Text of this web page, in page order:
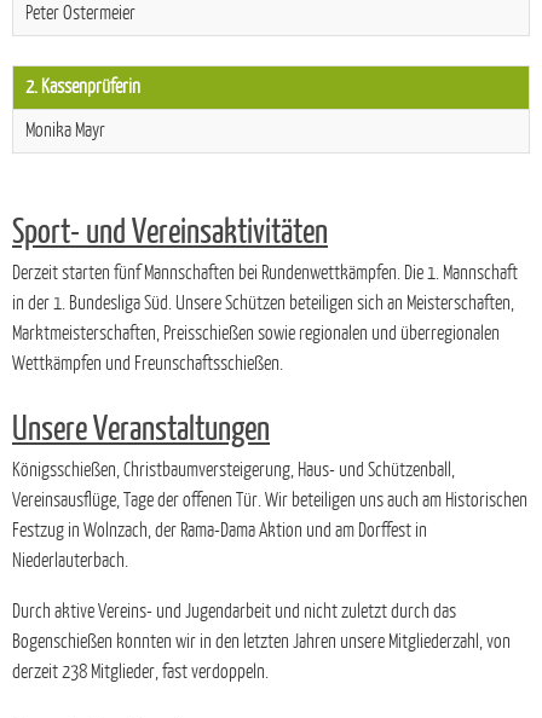
Peter Ostermeier
2. Kassenprüferin
Monika Mayr
Sport- und Vereinsaktivitäten
Derzeit starten fünf Mannschaften bei Rundenwettkämpfen. Die 1. Mannschaft
in der 1. Bundesliga Süd. Unsere Schützen beteiligen sich an Meisterschaften,
Marktmeisterschaften, Preisschießen sowie regionalen und überregionalen
Wettkämpfen und Freunschaftsschießen.
Unsere Veranstaltungen
Königsschießen, Christbaumversteigerung, Haus- und Schützenball,
Vereinsausflüge, Tage der offenen Tür. Wir beteiligen uns auch am Historischen
Festzug in Wolnzach, der Rama-Dama Aktion und am Dorffest in
Niederlauterbach.
Durch aktive Vereins- und Jugendarbeit und nicht zuletzt durch das
Bogenschießen konnten wir in den letzten Jahren unsere Mitgliederzahl, von
derzeit 238 Mitglieder, fast verdoppeln.